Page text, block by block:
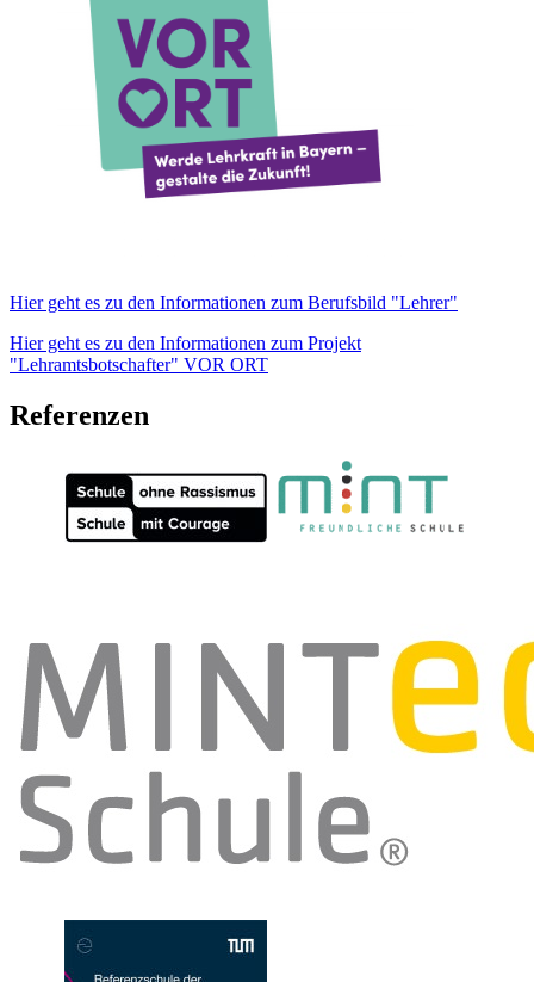
Hier geht es zu den Informationen zum Berufsbild "Lehrer"
Hier geht es zu den Informationen zum Projekt
"Lehramtsbotschafter" VOR ORT
Referenzen